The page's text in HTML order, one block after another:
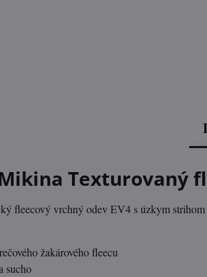
Mikina Texturovaný
fleecový vrchný odev EV4 s úzkym
žakárového fleecu
sucho